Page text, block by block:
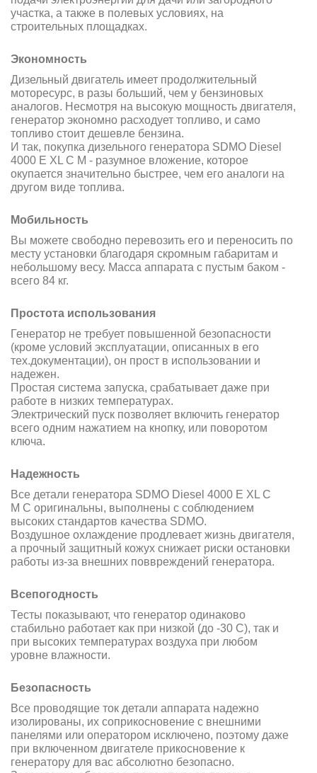
участка, а также в полевых условиях, на
строительных площадках.
Экономность
Дизельный двигатель имеет продолжительный
моторесурс, в разы больший, чем у бензиновых
аналогов. Несмотря на высокую мощность двигателя,
генератор экономно расходует топливо, и само
топливо стоит дешевле бензина.
И так, покупка дизельного генератора SDMO Diesel
4000 E XL C M - разумное вложение, которое
окупается значительно быстрее, чем его аналоги на
другом виде топлива.
Мобильность
Вы можете свободно перевозить его и переносить по
месту установки благодаря скромным габаритам и
небольшому весу. Масса аппарата с пустым баком -
всего 84 кг.
Простота использования
Генератор не требует повышенной безопасности
(кроме условий эксплуатации, описанных в его
тех.документации), он прост в использовании и
надежен.
Простая система запуска, срабатывает даже при
работе в низких температурах.
Электрический пуск позволяет включить генератор
всего одним нажатием на кнопку, или поворотом
ключа.
Надежность
Все детали генератора SDMO Diesel 4000 E XL C
M C оригинальны, выполнены с соблюдением
высоких стандартов качества SDMO.
Воздушное охлаждение продлевает жизнь двигателя,
а прочный защитный кожух снижает риски остановки
работы из-за внешних поввреждений генератора.
Всепогодность
Тесты показывают, что генератор одинаково
стабильно работает как при низкой (до -30 С), так и
при высоких температурах воздуха при любом
уровне влажности.
Безопасность
Все проводящие ток детали аппарата надежно
изолированы, их соприкосновение с внешними
панелями или оператором исключено, поэтому даже
при включенном двигателе прикосновение к
генератору для вас абсолютно безопасно.